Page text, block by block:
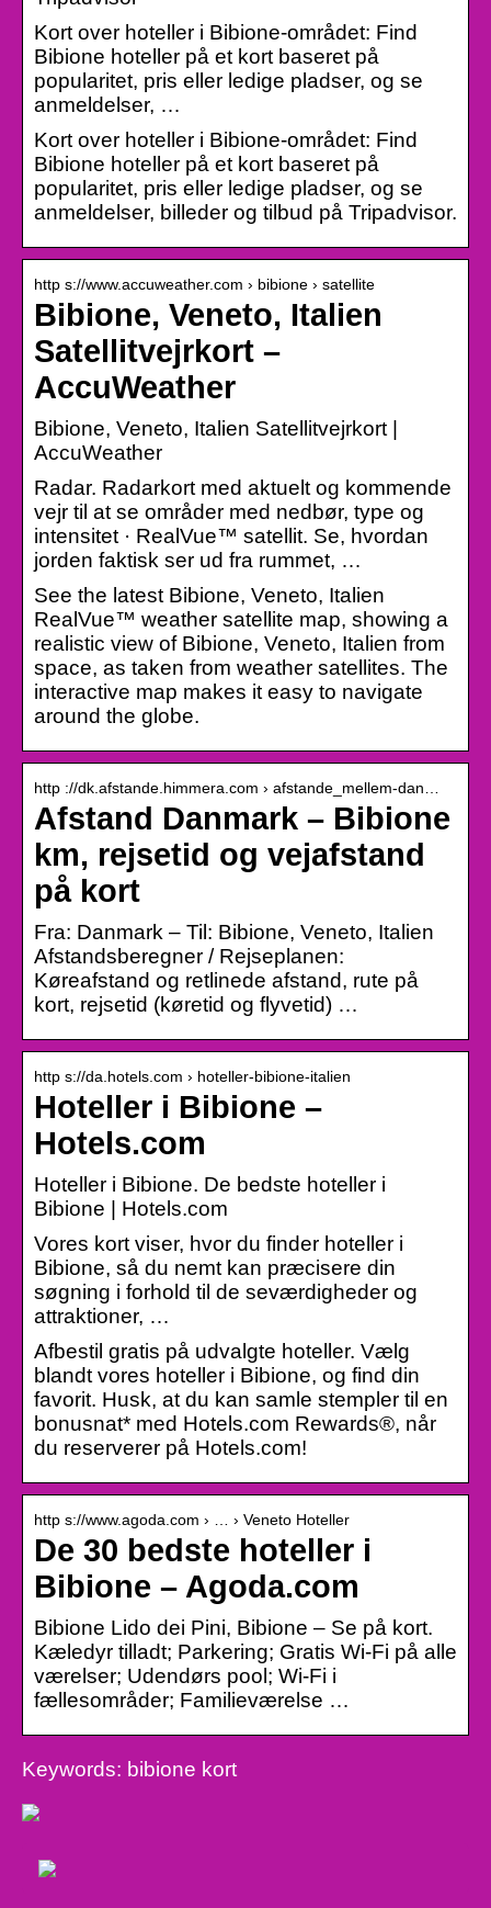
Kort over hoteller i Bibione-området: Find
Bibione hoteller på et kort baseret på
popularitet, pris eller ledige pladser, og se
anmeldelser, …
Kort over hoteller i Bibione-området: Find
Bibione hoteller på et kort baseret på
popularitet, pris eller ledige pladser, og se
anmeldelser, billeder og tilbud på Tripadvisor.
http s://www.accuweather.com › bibione › satellite
Bibione, Veneto, Italien
Satellitvejrkort –
AccuWeather
Bibione, Veneto, Italien Satellitvejrkort |
AccuWeather
Radar. Radarkort med aktuelt og kommende
vejr til at se områder med nedbør, type og
intensitet · RealVue™ satellit. Se, hvordan
jorden faktisk ser ud fra rummet, …
See the latest Bibione, Veneto, Italien
RealVue™ weather satellite map, showing a
realistic view of Bibione, Veneto, Italien from
space, as taken from weather satellites. The
interactive map makes it easy to navigate
around the globe.
http ://dk.afstande.himmera.com › afstande_mellem-dan…
Afstand Danmark – Bibione
km, rejsetid og vejafstand
på kort
Fra: Danmark – Til: Bibione, Veneto, Italien
Afstandsberegner / Rejseplanen:
Køreafstand og retlinede afstand, rute på
kort, rejsetid (køretid og flyvetid) …
http s://da.hotels.com › hoteller-bibione-italien
Hoteller i Bibione –
Hotels.com
Hoteller i Bibione. De bedste hoteller i
Bibione | Hotels.com
Vores kort viser, hvor du finder hoteller i
Bibione, så du nemt kan præcisere din
søgning i forhold til de seværdigheder og
attraktioner, …
Afbestil gratis på udvalgte hoteller. Vælg
blandt vores hoteller i Bibione, og find din
favorit. Husk, at du kan samle stempler til en
bonusnat* med Hotels.com Rewards®, når
du reserverer på Hotels.com!
http s://www.agoda.com › … › Veneto Hoteller
De 30 bedste hoteller i
Bibione – Agoda.com
Bibione Lido dei Pini, Bibione – Se på kort.
Kæledyr tilladt; Parkering; Gratis Wi-Fi på alle
værelser; Udendørs pool; Wi-Fi i
fællesområder; Familieværelse …
Keywords: bibione kort